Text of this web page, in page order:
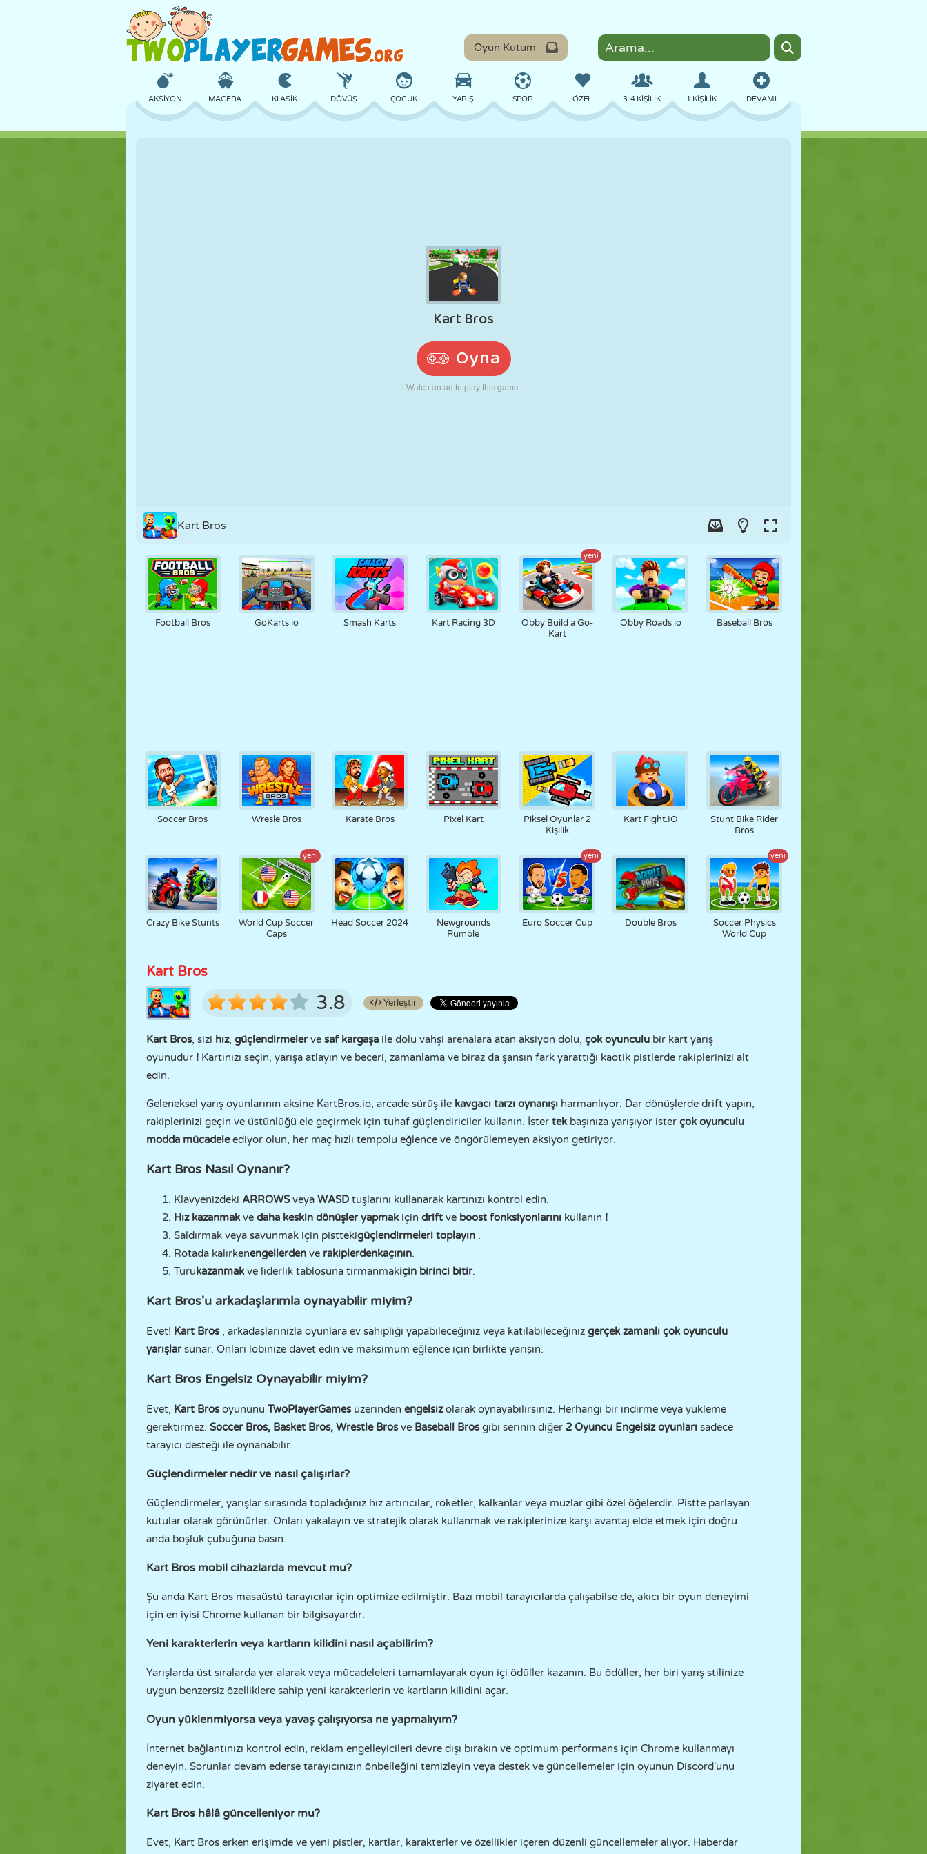
Oyun Kutum
DEVAMI
AKSIYON MACERA KLASIK DÖVÜŞ ÇOCUK YARIŞ SPOR ÖZEL 3-4 KIŞILIK 1 KIŞILIK
CANAVAR
KOŞU
Kart Bros
Football Bros GoKarts io Smash Karts Kart Racing 3D
yeni
Obby Build a Go-
Kart
Obby Roads io Baseball Bros
Soccer Bros Wresle Bros Karate Bros Pixel Kart
Piksel Oyunlar 2
Kişilik
Kart Fight.IO
Stunt Bike Rider
Bros
Crazy Bike Stunts
yeni
World Cup Soccer
Caps
Head Soccer 2024
Newgrounds
Rumble
yeni
Euro Soccer Cup Double Bros
yeni
Soccer Physics
World Cup
Kart Bros
3.8 Yerleştir
Kart Bros, sizi hız, güçlendirmelerve saf kargaşa ile dolu vahşi arenalara atan aksiyon dolu, çok oyunculu bir kart yarış
oyunudur ! Kartınızı seçin, yarışa atlayın ve beceri, zamanlama ve biraz da şansın fark yarattığı kaotik pistlerde rakiplerinizi alt
edin.
Geleneksel yarış oyunlarının aksine KartBros.io, arcade sürüş ile kavgacı tarzı oynanışı harmanlıyor. Dar dönüşlerde drift yapın,
rakiplerinizi geçin ve üstünlüğü ele geçirmek için tuhaf güçlendiriciler kullanın. İster tekbaşınıza yarışıyor ister çok oyunculu
modda mücadeleediyor olun, her maç hızlı tempolu eğlence ve öngörülemeyen aksiyon getiriyor.
Kart Bros Nasıl Oynanır?
Klavyenizdeki ARROWSveya WASD tuşlarını kullanarak kartınızı kontrol edin.
Hız kazanmakve daha keskin dönüşler yapmakiçin drift ve boost fonksiyonlarını kullanın !
Saldırmak veya savunmak için pisttekigüçlendirmeleri toplayın .
Rotada kalırkenengellerden ve rakiplerdenkaçının.
Turukazanmakve liderlik tablosuna tırmanmakiçin birinci bitir.
Kart Bros'u arkadaşlarımla oynayabilir miyim?
Evet! Kart Bros , arkadaşlarınızla oyunlara ev sahipliği yapabileceğiniz veya katılabileceğiniz gerçek zamanlı çok oyunculu
yarışlarsunar. Onları lobinize davet edin ve maksimum eğlence için birlikte yarışın.
Kart Bros Engelsiz Oynayabilir miyim?
Evet, Kart Brosoyununu TwoPlayerGamesüzerinden engelsizolarak oynayabilirsiniz. Herhangi bir indirme veya yükleme
gerektirmez. Soccer Bros, Basket Bros, Wrestle Brosve Baseball Brosgibi serinin diğer 2 Oyuncu Engelsiz oyunları sadece
tarayıcı desteği ile oynanabilir.
Güçlendirmeler nedir ve nasıl çalışırlar?
Güçlendirmeler, yarışlar sırasında topladığınız hız artırıcılar, roketler, kalkanlar veya muzlar gibi özel öğelerdir. Pistte parlayan
kutular olarak görünürler. Onları yakalayın ve stratejik olarak kullanmak ve rakiplerinize karşı avantaj elde etmek için doğru
anda boşluk çubuğuna basın.
Kart Bros mobil cihazlarda mevcut mu?
Şu anda Kart Bros masaüstü tarayıcılar için optimize edilmiştir. Bazı mobil tarayıcılarda çalışabilse de, akıcı bir oyun deneyimi
için en iyisi Chrome kullanan bir bilgisayardır.
Yeni karakterlerin veya kartların kilidini nasıl açabilirim?
Yarışlarda üst sıralarda yer alarak veya mücadeleleri tamamlayarak oyun içi ödüller kazanın. Bu ödüller, her biri yarış stilinize
uygun benzersiz özelliklere sahip yeni karakterlerin ve kartların kilidini açar.
Oyun yüklenmiyorsa veya yavaş çalışıyorsa ne yapmalıyım?
İnternet bağlantınızı kontrol edin, reklam engelleyicileri devre dışı bırakın ve optimum performans için Chrome kullanmayı
deneyin. Sorunlar devam ederse tarayıcınızın önbelleğini temizleyin veya destek ve güncellemeler için oyunun Discord'unu
ziyaret edin.
Kart Bros hâlâ güncelleniyor mu?
Evet, Kart Bros erken erişimde ve yeni pistler, kartlar, karakterler ve özellikler içeren düzenli güncellemeler alıyor. Haberdar